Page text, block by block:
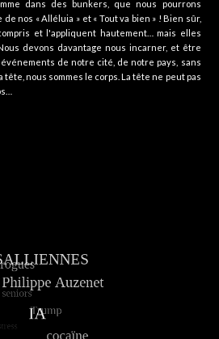
dans des bunkers, que nous pourrons
nos « Alléluia » et « Tout va bien » ! Bien sûr,
et l'appliquent hautement… mais elles
devons davantage nous incarner, et être
de notre cité, de notre pays, sans
nous sommes le corps. La tête ne peut pas